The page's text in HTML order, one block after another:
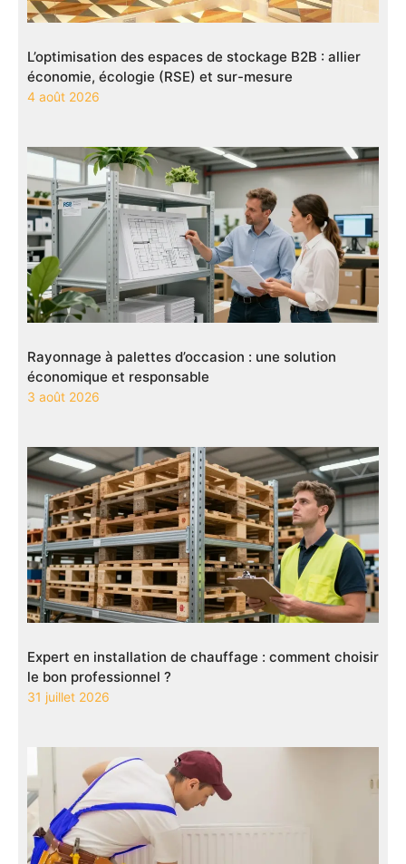
L’optimisation des espaces de stockage B2B : allier
économie, écologie (RSE) et sur-mesure
4 août 2026
Rayonnage à palettes d’occasion : une solution
économique et responsable
3 août 2026
Expert en installation de chauffage : comment choisir
le bon professionnel ?
31 juillet 2026